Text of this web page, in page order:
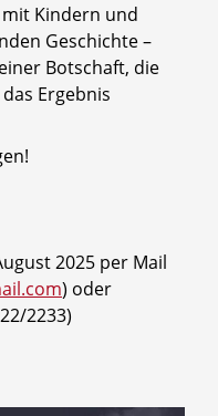
Kindern und
Geschichte –
Botschaft, die
Ergebnis
2025 per Mail
) oder
2233)